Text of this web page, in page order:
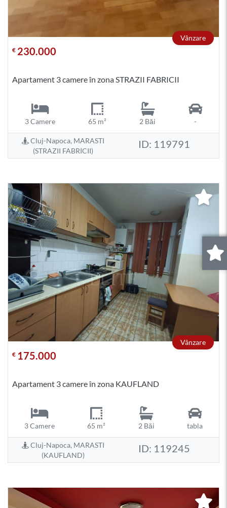
Vânzare
€ 230.000
Apartament 3 camere în zona STRAZII FABRICII
3 Camere 65 m² 2 Băi -
Cluj-Napoca, MARASTI
(STRAZII FABRICII)
ID: 119791
Vânzare
€ 175.000
Apartament 3 camere în zona KAUFLAND
3 Camere 65 m² 2 Băi tabla
Cluj-Napoca, MARASTI
(KAUFLAND)
ID: 119245